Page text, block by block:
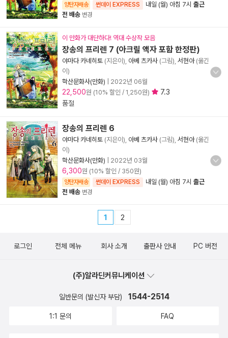
양탄자배송 썬데이 EXPRESS 내일 (월) 아침 7시 출근
전 배송 변경
이 만화가 대단하다! 역대 수상작 모음
장송의 프리렌 7 (아크릴 액자 포함 한정판)
야마다 카네히토 (지은이), 아베 츠카사 (그림), 서현아(옮긴
이)
학산문화사(만화)
2022년 06월
22,500원 (10% 할인 / 1,250원)
7.3
품절
장송의 프리렌 6
야마다 카네히토 (지은이), 아베 츠카사 (그림), 서현아(옮긴
이)
학산문화사(만화)
2022년 03월
6,300원 (10% 할인 / 350원)
양탄자배송 썬데이 EXPRESS 내일 (월) 아침 7시 출근
전 배송 변경
1 2
로그인 전체 메뉴 회사 소개 출판사 안내 PC 버전
(주)알라딘커뮤니케이션
일반문의 (발신자 부담) 1544-2514
1:1 문의 FAQ